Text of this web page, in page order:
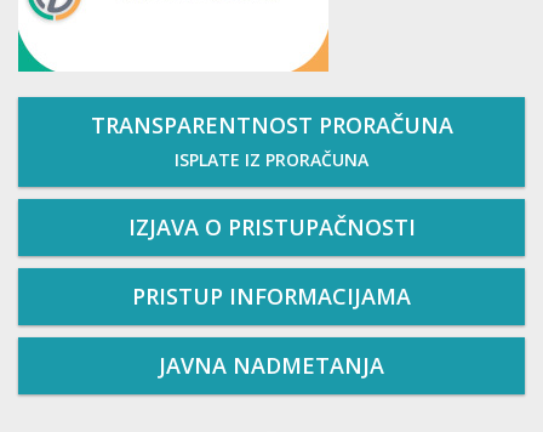
TRANSPARENTNOST PRORAČUNA
ISPLATE IZ PRORAČUNA
IZJAVA O PRISTUPAČNOSTI
PRISTUP INFORMACIJAMA
JAVNA NADMETANJA